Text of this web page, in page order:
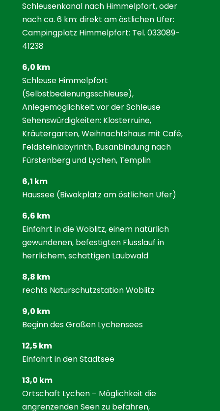
Schleusenkanal nach Himmelpfort, oder
nach ca. 6 km: direkt am östlichen Ufer:
Campingplatz Himmelpfort: Tel. 033089-
41238
6,0 km
Schleuse Himmelpfort
(Selbstbedienungsschleuse),
Anlegemöglichkeit vor der Schleuse
Sehenswürdigkeiten: Klosterruine,
Kräutergarten, Weihnachtshaus mit Café,
Feldsteinlabyrinth, Busanbindung nach
Fürstenberg und Lychen, Templin
6,1 km
Haussee (Biwakplatz am östlichen Ufer)
6,6 km
Einfahrt in die Woblitz, einem natürlich
gewundenen, befestigten Flusslauf in
herrlichem, schattigen Laubwald
8,8 km
rechts Naturschutzstation Woblitz
9,0 km
Beginn des Großen Lychensees
12,5 km
Einfahrt in den Stadtsee
13,0 km
Ortschaft Lychen – Möglichkeit die
angrenzenden Seen zu befahren,